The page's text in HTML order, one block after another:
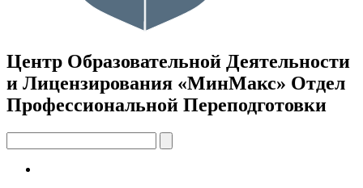
Центр Образовательной Деятельности
и Лицензирования «МинМакс» Отдел
Профессиональной Переподготовки